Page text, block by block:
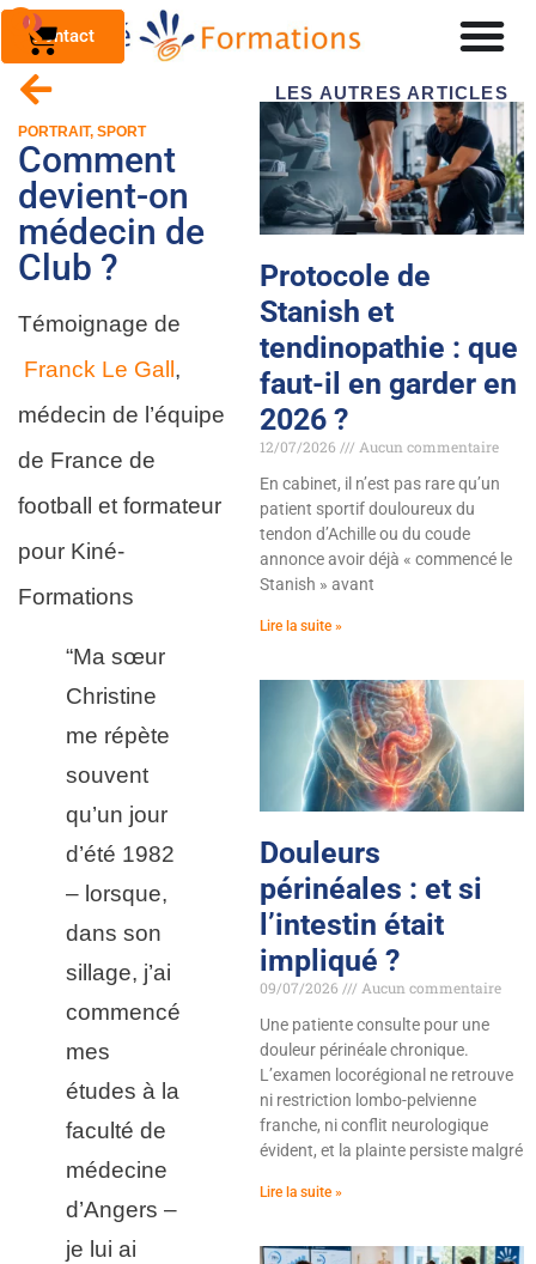
Contact
0
PORTRAIT, SPORT
Comment
devient-on
médecin de
Club ?
Témoignage de
Franck Le Gall ,
médecin de l’équipe
de France de
football et formateur
pour Kiné-
Formations
“Ma sœur
Christine
me répète
souvent
qu’un jour
d’été 1982
– lorsque,
dans son
sillage, j’ai
commencé
mes
études à la
faculté de
médecine
d’Angers –
je lui ai
LES AUTRES ARTICLES
Protocole de
Stanish et
tendinopathie : que
faut-il en garder en
2026 ?
12/07/2026
Aucun commentaire
En cabinet, il n’est pas rare qu’un
patient sportif douloureux du
tendon d’Achille ou du coude
annonce avoir déjà « commencé le
Stanish » avant
Lire la suite »
Douleurs
périnéales : et si
l’intestin était
impliqué ?
09/07/2026
Aucun commentaire
Une patiente consulte pour une
douleur périnéale chronique.
L’examen locorégional ne retrouve
ni restriction lombo-pelvienne
franche, ni conflit neurologique
évident, et la plainte persiste malgré
Lire la suite »